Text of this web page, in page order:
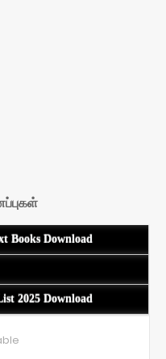
Books Download
2025 Download